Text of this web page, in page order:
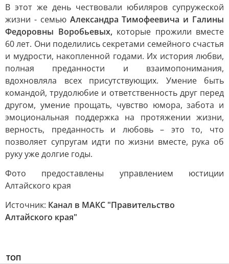
В этот же день чествовали юбиляров супружеской
жизни - семью Александра Тимофеевича и Галины
Федоровны Воробьевых,которые прожили вместе
60 лет. Они поделились секретами семейного счастья
и мудрости, накопленной годами. Их история любви,
полная преданности и взаимопонимания,
вдохновляла всех присутствующих. Умение быть
командой, трудолюбие и ответственность друг перед
другом, умение прощать, чувство юмора, забота и
эмоциональная поддержка на протяжении жизни,
верность, преданность и любовь – это то, что
позволяет супругам идти по жизни вместе, рука об
руку уже долгие годы.
Фото предоставлены управлением юстиции
Алтайского края
Источник: Канал в МАКС "Правительство
Алтайского края"
ТОП